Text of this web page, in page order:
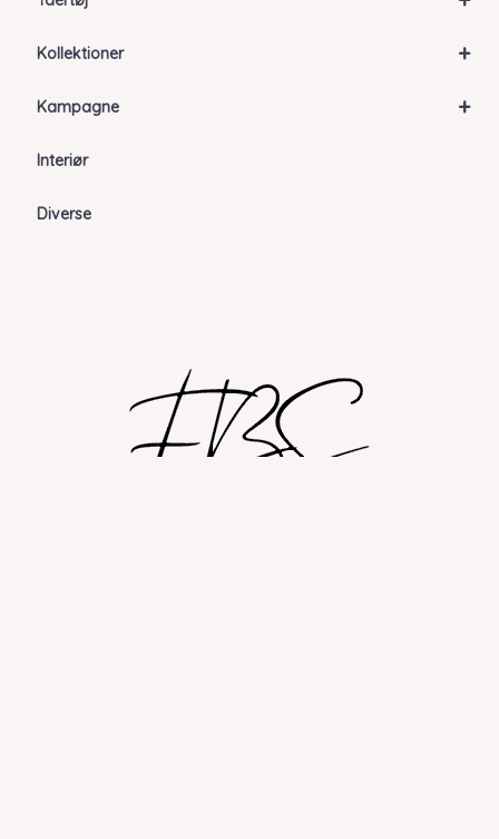
+
Kollektioner
+
Kampagne
Interiør
Diverse